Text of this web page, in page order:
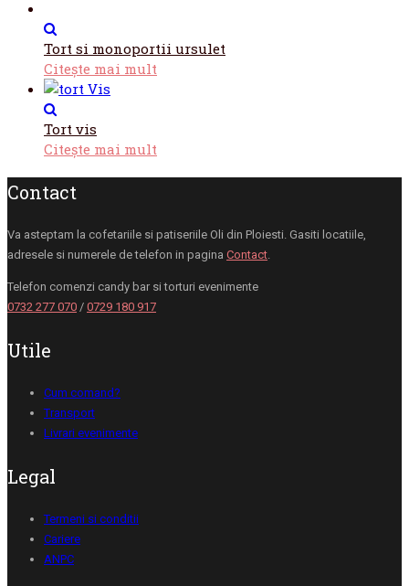
Tort si monoportii ursulet
Citește mai mult
Tort vis
Citește mai mult
Contact
Va asteptam la cofetariile si patiseriile Oli din Ploiesti. Gasiti locatiile,
adresele si numerele de telefon in pagina Contact.
Telefon comenzi candy bar si torturi evenimente
0732 277 070 / 0729 180 917
Utile
Cum comand?
Transport
Livrari evenimente
Legal
Termeni si conditii
Cariere
ANPC